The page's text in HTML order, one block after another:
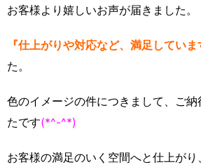
お客様より嬉しいお声が届きました。
『仕上がりや対応など、満足していま
た。
色のイメージの件につきまして、ご
たです(*^-^*)
お客様の満足のいく空間へと仕上が